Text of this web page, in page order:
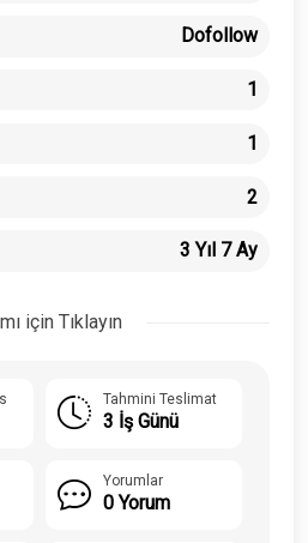
Dofollow
1
1
2
3 Yıl 7 Ay
için Tıklayın
Tahmini Teslimat
3 İş Günü
Yorumlar
0 Yorum